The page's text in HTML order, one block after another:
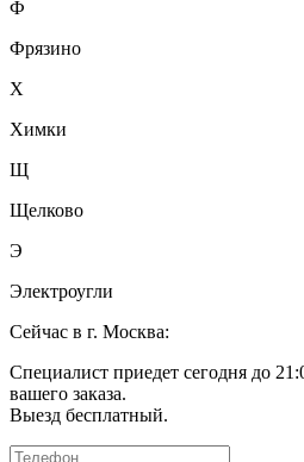
Ф
Фрязино
Х
Химки
Щ
Щелково
Э
Электроугли
Сейчас в г. Москва:
Специалист приедет сегодня до
вашего заказа.
Выезд бесплатный.